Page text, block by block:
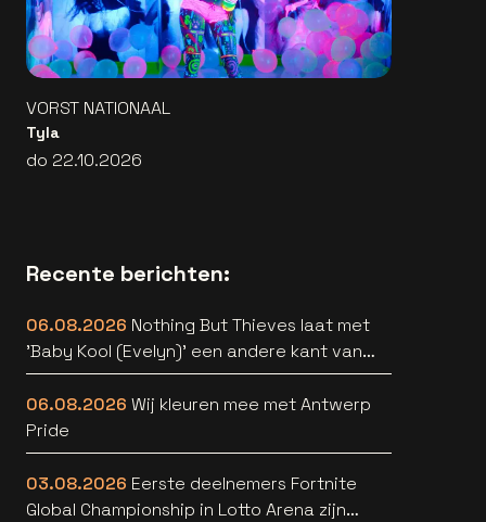
VORST NATIONAAL
Tyla
do 22.10.2026
Recente berichten:
06.08.2026 Nothing But Thieves laat met
'Baby Kool (Evelyn)' een andere kant van
zich horen [video]
06.08.2026 Wij kleuren mee met Antwerp
Pride
03.08.2026 Eerste deelnemers Fortnite
Global Championship in Lotto Arena zijn